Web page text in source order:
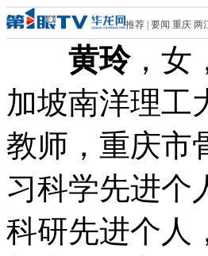
推荐 要闻 重庆 两
黄玲，女
加坡南洋理工
教师，重庆市
习科学先进个
科研先进个人